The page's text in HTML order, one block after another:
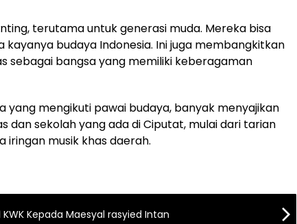
terutama untuk generasi muda. Mereka bisa
budaya Indonesia. Ini juga membangkitkan
sebagai bangsa yang memiliki keberagaman
yang mengikuti pawai budaya, banyak menyajikan
dan sekolah yang ada di Ciputat, mulai dari tarian
iringan musik khas daerah.
KWK Kepada Maesyal rasyied Intan